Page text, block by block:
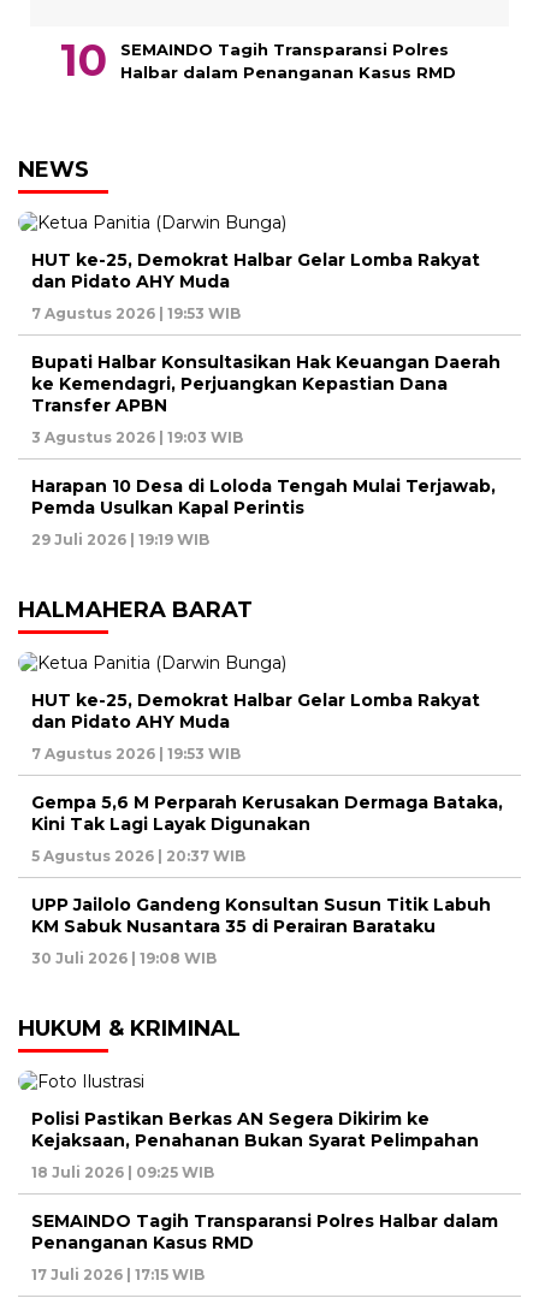
SEMAINDO Tagih Transparansi Polres
Halbar dalam Penanganan Kasus RMD
NEWS
HUT ke-25, Demokrat Halbar Gelar Lomba Rakyat
dan Pidato AHY Muda
7 Agustus 2026 | 19:53 WIB
Bupati Halbar Konsultasikan Hak Keuangan Daerah
ke Kemendagri, Perjuangkan Kepastian Dana
Transfer APBN
3 Agustus 2026 | 19:03 WIB
Harapan 10 Desa di Loloda Tengah Mulai Terjawab,
Pemda Usulkan Kapal Perintis
29 Juli 2026 | 19:19 WIB
HALMAHERA BARAT
HUT ke-25, Demokrat Halbar Gelar Lomba Rakyat
dan Pidato AHY Muda
7 Agustus 2026 | 19:53 WIB
Gempa 5,6 M Perparah Kerusakan Dermaga Bataka,
Kini Tak Lagi Layak Digunakan
5 Agustus 2026 | 20:37 WIB
UPP Jailolo Gandeng Konsultan Susun Titik Labuh
KM Sabuk Nusantara 35 di Perairan Barataku
30 Juli 2026 | 19:08 WIB
HUKUM & KRIMINAL
Polisi Pastikan Berkas AN Segera Dikirim ke
Kejaksaan, Penahanan Bukan Syarat Pelimpahan
18 Juli 2026 | 09:25 WIB
SEMAINDO Tagih Transparansi Polres Halbar dalam
Penanganan Kasus RMD
17 Juli 2026 | 17:15 WIB